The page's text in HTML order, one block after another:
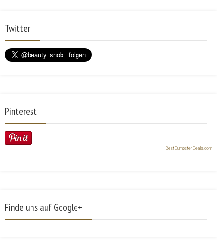
Twitter
Pinterest
BestDumpsterDeals.com
Finde uns auf Google+